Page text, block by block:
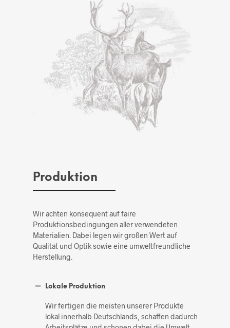
Produktion
Wir achten konsequent auf faire
Produktionsbedingungen aller verwendeten
Materialien. Dabei legen wir großen Wert auf
Qualität und Optik sowie eine umweltfreundliche
Herstellung.
Lokale Produktion
Wir fertigen die meisten unserer Produkte
lokal innerhalb Deutschlands, schaffen dadurch